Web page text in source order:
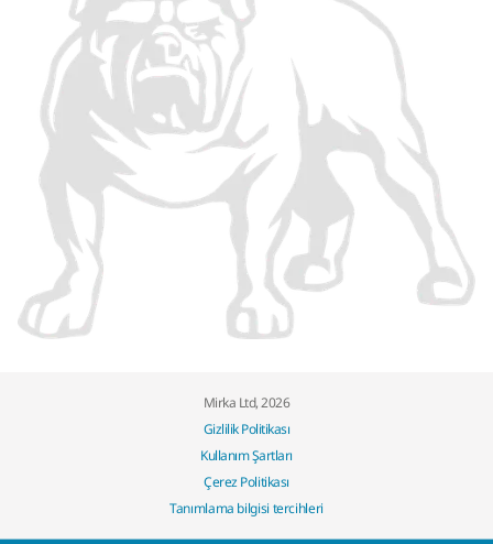
Mirka Ltd, 2026
Gizlilik Politikası
Kullanım Şartları
Çerez Politikası
Tanımlama bilgisi tercihleri